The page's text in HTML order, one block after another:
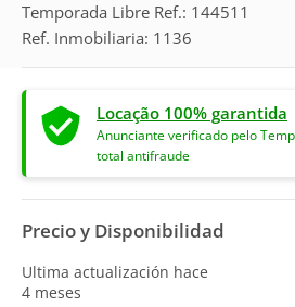
Temporada Libre Ref.: 144511
Ref. Inmobiliaria: 1136
Locação 100% garantida
Anunciante verificado pelo
total antifraude
Precio y Disponibilidad
Ultima actualización hace
4 meses